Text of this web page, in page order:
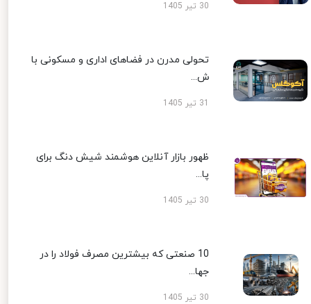
30 تیر 1405
تحولی مدرن در فضاهای اداری و مسکونی با
ش...
ظهور بازار آنلاین هوشمند شیش دنگ برای
پا...
30 تیر 1405
10 صنعتی که بیشترین مصرف فولاد را در
جها...
30 تیر 1405